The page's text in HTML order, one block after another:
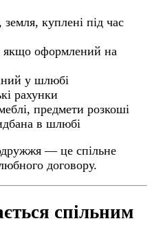
куплені під час
якщо оформлений на
у шлюбі
рахунки
предмети розкоші
в шлюбі
— це спільне
договору.
спільним